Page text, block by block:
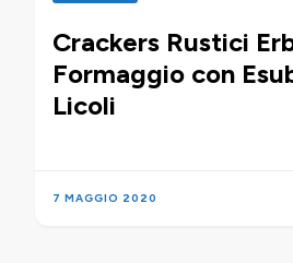
Crackers Rustici
Formaggio con
Licoli
7 MAGGIO 2020